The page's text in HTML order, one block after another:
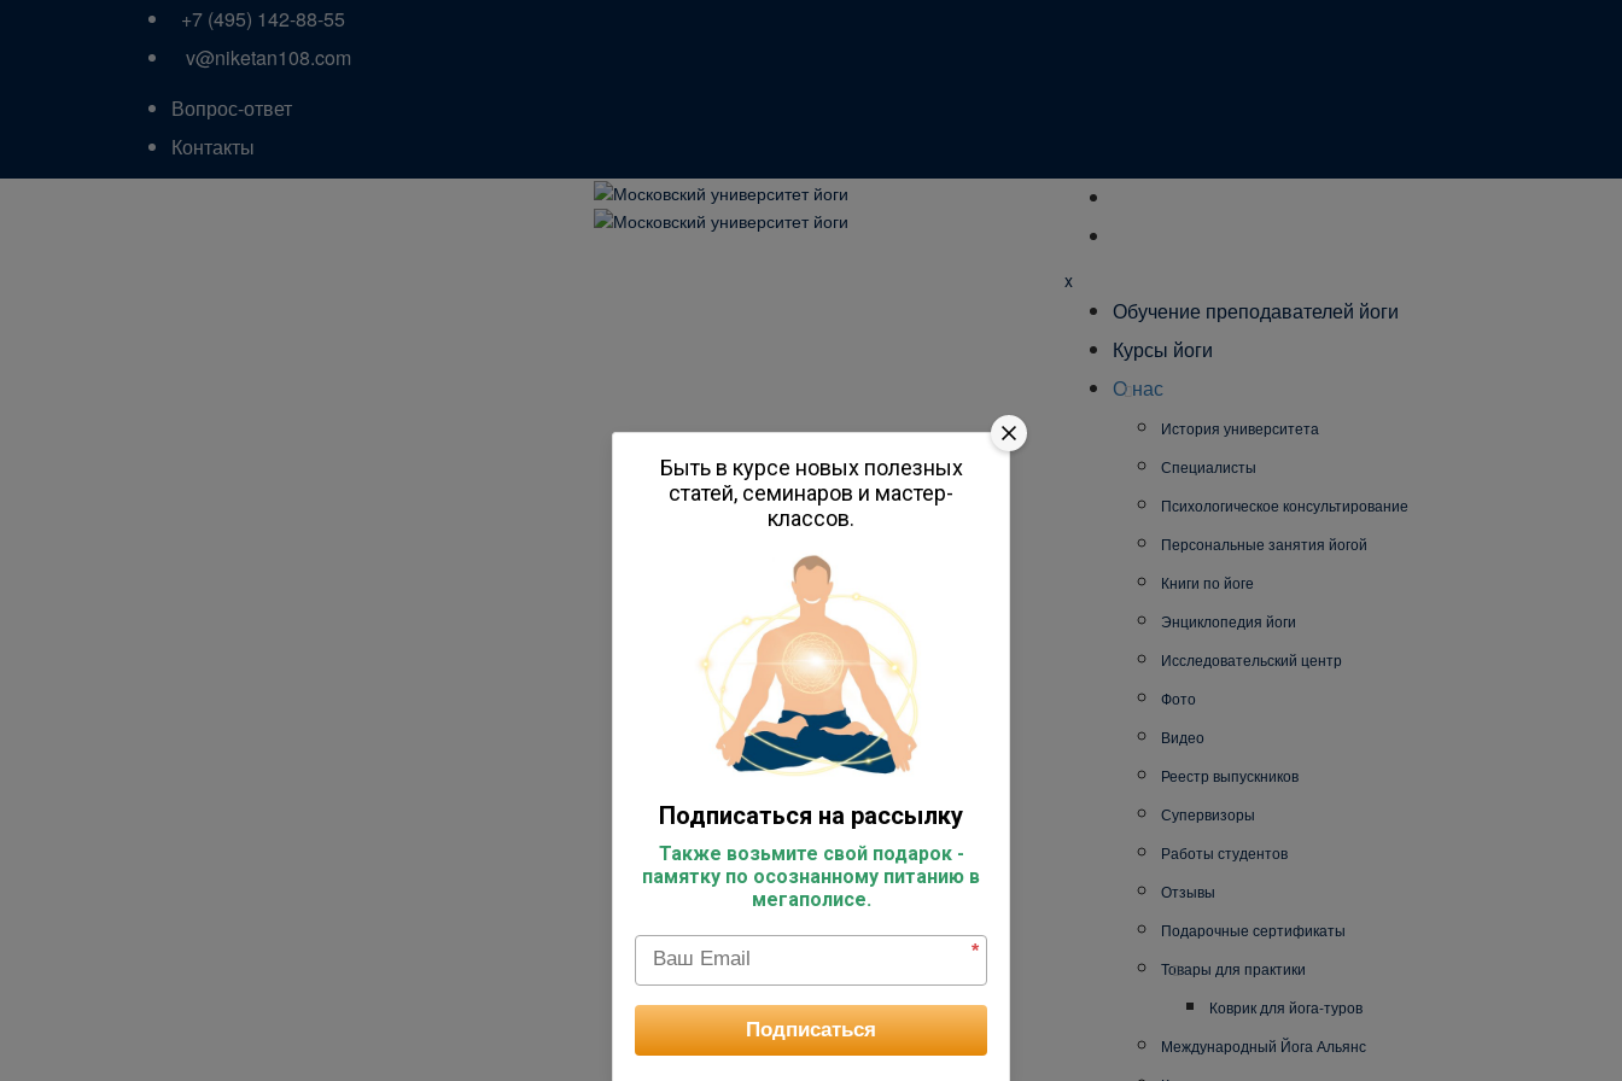
+7 (495) 142-88-55
v@niketan108.com
Вопрос-ответ
Контакты
x
Обучение преподавателей йоги
Курсы йоги
О нас
История университета
Специалисты
Психологическое консультирование
Персональные занятия йогой
Книги по йоге
Энциклопедия йоги
Исследовательский центр
Фото
Видео
Реестр выпускников
Супервизоры
Работы студентов
Отзывы
Подарочные сертификаты
Товары для практики
Коврик для йога-туров
Международный Йога Альянс
Быть в курсе новых полезных
статей, семинаров и мастер-
классов.
Подписаться на рассылку
Также возьмите свой подарок -
памятку по осознанному питанию в
мегаполисе.
*
Подписаться